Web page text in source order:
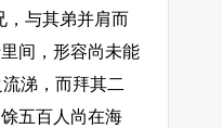
，与其弟并肩而
间，形容尚未能
涕，而拜其二
五百人尚在海